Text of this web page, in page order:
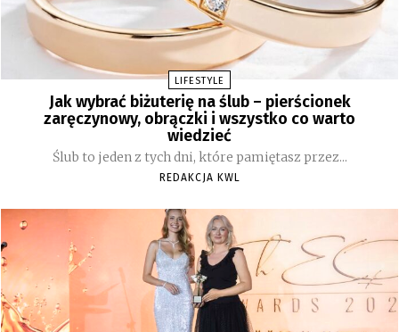
LIFESTYLE
Jak wybrać biżuterię na ślub – pierścionek
zaręczynowy, obrączki i wszystko co warto
wiedzieć
Ślub to jeden z tych dni, które pamiętasz przez...
REDAKCJA KWL